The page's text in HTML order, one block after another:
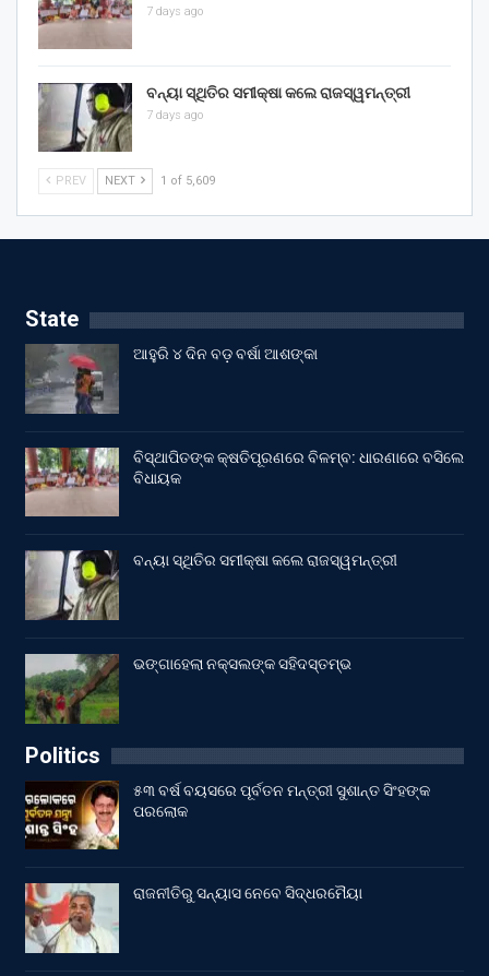
7 days ago
ବନ୍ୟା ସ୍ଥିତିର ସମୀକ୍ଷା କଲେ ରାଜସ୍ୱମନ୍ତ୍ରୀ
7 days ago
PREV NEXT 1 of 5,609
State
ଆହୁରି ୪ ଦିନ ବଡ଼ ବର୍ଷା ଆଶଙ୍କା
ବିସ୍ଥାପିତଙ୍କ କ୍ଷତିପୂରଣରେ ବିଳମ୍ବ: ଧାରଣାରେ ବସିଲେ
ବିଧାୟକ
ବନ୍ୟା ସ୍ଥିତିର ସମୀକ୍ଷା କଲେ ରାଜସ୍ୱମନ୍ତ୍ରୀ
ଭଙ୍ଗାହେଲା ନକ୍ସଲଙ୍କ ସହିଦସ୍ତମ୍ଭ
Politics
୫୩ ବର୍ଷ ବୟସରେ ପୂର୍ବତନ ମନ୍ତ୍ରୀ ସୁଶାନ୍ତ ସିଂହଙ୍କ
ପରଲୋକ
ରାଜନୀତିରୁ ସନ୍ୟାସ ନେବେ ସିଦ୍ଧରମୈୟା